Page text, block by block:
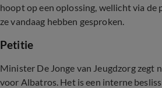
hoopt op een oplossing, wellicht via de
ze vandaag hebben gesproken.
Petitie
Minister De Jonge van Jeugdzorg zegt
voor Albatros. Het is een interne